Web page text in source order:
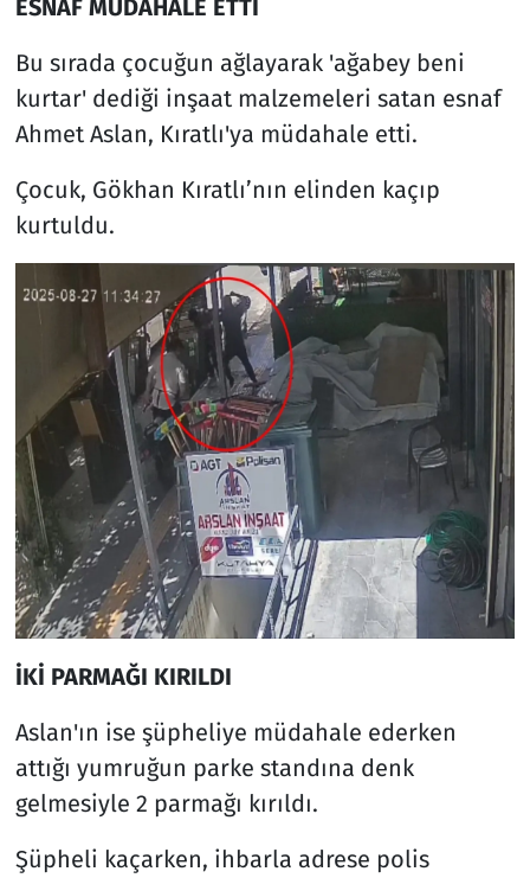
ESNAF MÜDAHALE ETTİ
Bu sırada çocuğun ağlayarak 'ağabey beni
kurtar' dediği inşaat malzemeleri satan esnaf
Ahmet Aslan, Kıratlı'ya müdahale etti.
Çocuk, Gökhan Kıratlı’nın elinden kaçıp
kurtuldu.
İKİ PARMAĞI KIRILDI
Aslan'ın ise şüpheliye müdahale ederken
attığı yumruğun parke standına denk
gelmesiyle 2 parmağı kırıldı.
Şüpheli kaçarken, ihbarla adrese polis